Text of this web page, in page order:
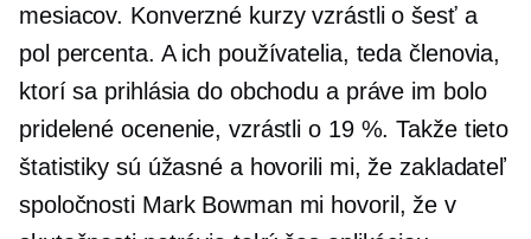
mesiacov. Konverzné kurzy vzrástli o šesť a
pol percenta. A ich používatelia, teda členovia,
ktorí sa prihlásia do obchodu a práve im bolo
pridelené ocenenie, vzrástli o 19 %. Takže tieto
štatistiky sú úžasné a hovorili mi, že zakladateľ
spoločnosti Mark Bowman mi hovoril, že v